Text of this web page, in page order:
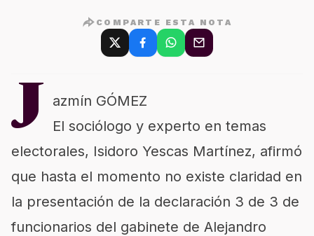
COMPARTE ESTA NOTA
J
azmín GÓMEZ
El sociólogo y experto en temas
electorales, Isidoro Yescas Martínez, afirmó
que hasta el momento no existe claridad en
la presentación de la declaración 3 de 3 de
funcionarios del gabinete de Alejandro